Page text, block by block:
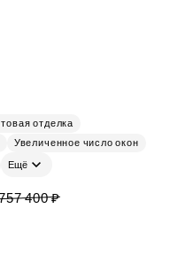
отделка
Увеличенное число окон
Ещё
400 ₽